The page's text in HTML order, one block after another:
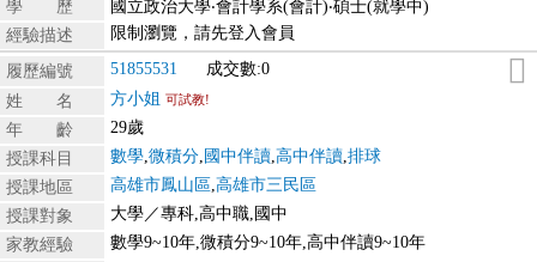
學 歷
國立政治大學‧會計學系(會計)‧碩士(就學中)
經驗描述
限制瀏覽，請先登入會員
履歷編號 51855531
成交數:0
姓 名
方小姐 可試教!
年 齡
29歲
授課科目
數學 微積分 國中伴讀 高中伴讀 排球
授課地區
高雄市鳳山區 高雄市三民區
授課對象
大學／專科,高中職,國中
家教經驗
數學9~10年,微積分9~10年,高中伴讀9~10年